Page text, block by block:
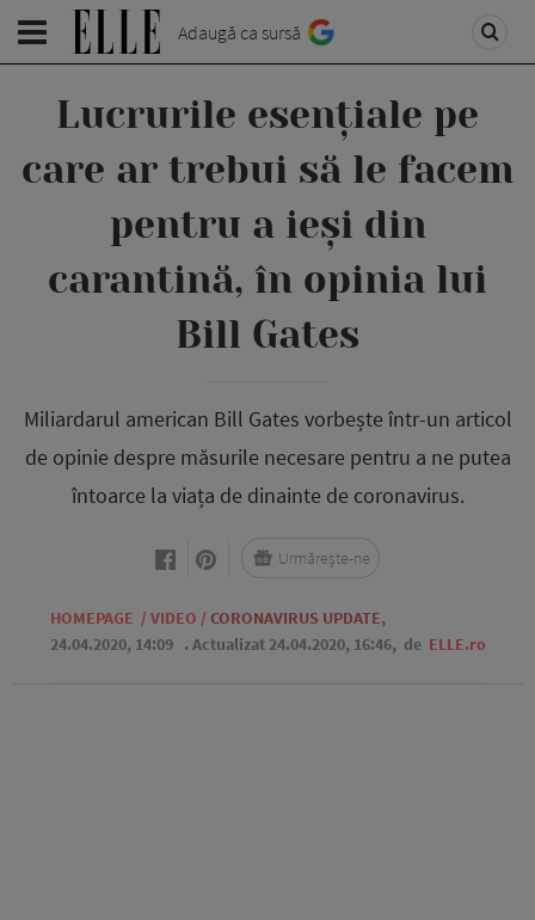
Adaugă ca sursă
Lucrurile esențiale pe
care ar trebui să le facem
pentru a ieși din
carantină, în opinia lui
Bill Gates
Miliardarul american Bill Gates vorbește într-un articol
de opinie despre măsurile necesare pentru a ne putea
întoarce la viața de dinainte de coronavirus.
HOMEPAGE / VIDEO / CORONAVIRUS UPDATE,
24.04.2020, 14:09 . Actualizat 24.04.2020, 16:46, de ELLE.ro
Urmărește-ne